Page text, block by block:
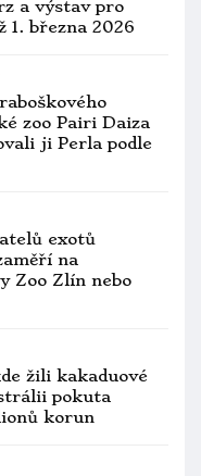
útulků, kde
a výstav pro
2025
chřipce
v ní ale až